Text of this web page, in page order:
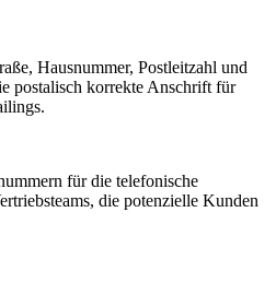
Hausnummer, Postleitzahl und
postalisch korrekte Anschrift für
für die telefonische
die potenzielle Kunden